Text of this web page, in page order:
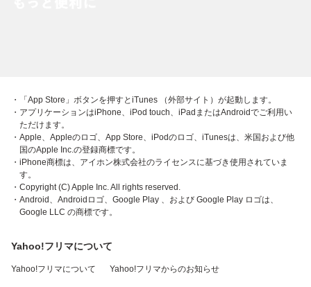
・「App Store」ボタンを押すとiTunes （外部サイト）が起動します。
・アプリケーションはiPhone、iPod touch、iPadまたはAndroidでご利用い
ただけます。
・Apple、Appleのロゴ、App Store、iPodのロゴ、iTunesは、米国および他
国のApple Inc.の登録商標です。
・iPhone商標は、アイホン株式会社のライセンスに基づき使用されていま
す。
・Copyright (C) Apple Inc. All rights reserved.
・Android、Androidロゴ、Google Play 、および Google Play ロゴは、
Google LLC の商標です。
Yahoo!フリマについて
Yahoo!フリマについて Yahoo!フリマからのお知らせ